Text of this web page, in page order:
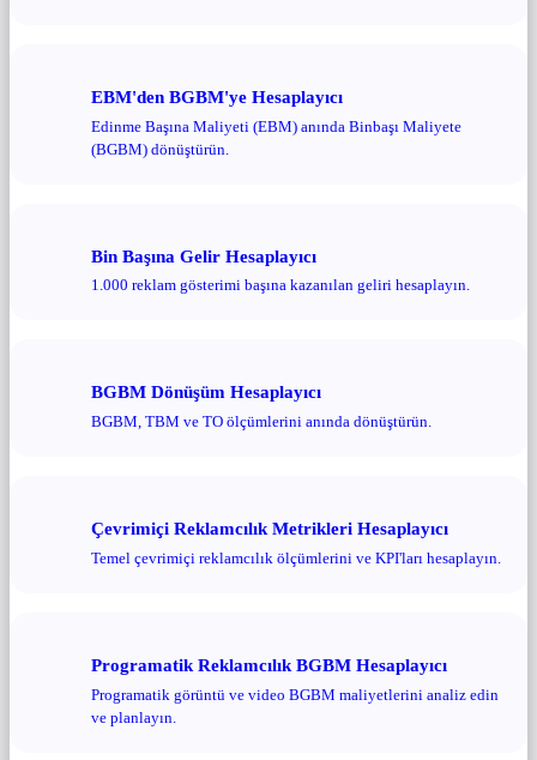
EBM'den BGBM'ye Hesaplayıcı
Edinme Başına Maliyeti (EBM) anında Binbaşı Maliyete
(BGBM) dönüştürün.
Bin Başına Gelir Hesaplayıcı
1.000 reklam gösterimi başına kazanılan geliri hesaplayın.
BGBM Dönüşüm Hesaplayıcı
BGBM, TBM ve TO ölçümlerini anında dönüştürün.
Çevrimiçi Reklamcılık Metrikleri Hesaplayıcı
Temel çevrimiçi reklamcılık ölçümlerini ve KPI'ları hesaplayın.
Programatik Reklamcılık BGBM Hesaplayıcı
Programatik görüntü ve video BGBM maliyetlerini analiz edin
ve planlayın.